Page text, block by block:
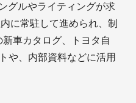
グルやライティングが求
に常駐して進められ、制
車カタログ、トヨタ自
や、内部資料などに活用